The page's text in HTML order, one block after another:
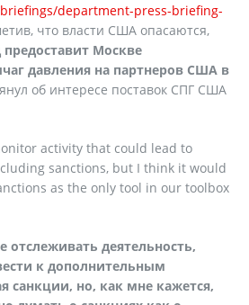
department-press-briefing-
что власти США опасаются,
предоставит Москве
давления на партнеров США в
об интересе поставок СПГ США
activity that could lead to
sanctions, but I think it would
as the only tool in our toolbox
деятельность,
к дополнительным
санкции, но, как мне кажется,